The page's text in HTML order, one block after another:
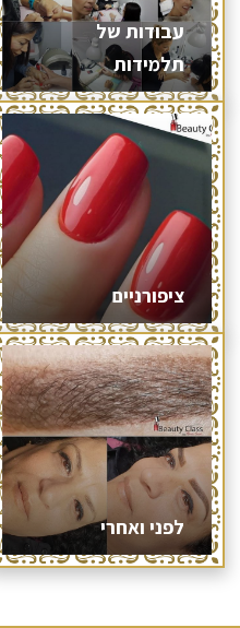
עבודות של
תלמידות
ציפורניים
לפני ואחרי